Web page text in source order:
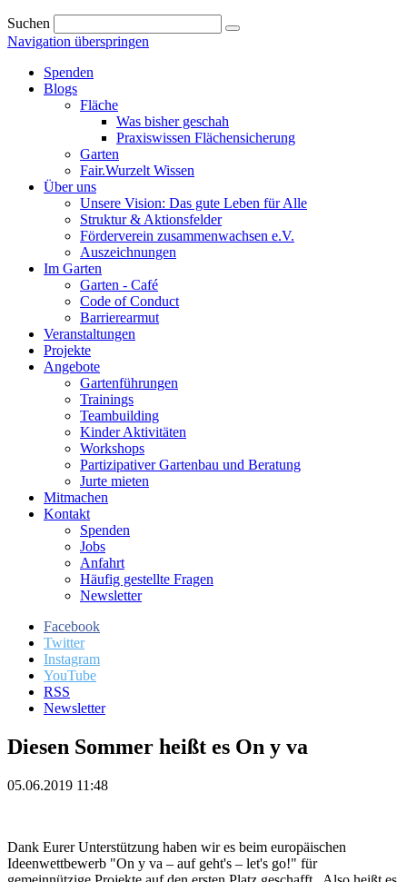
Suchen
Navigation überspringen
Spenden
Blogs
Fläche
Was bisher geschah
Praxiswissen Flächensicherung
Garten
Fair.Wurzelt Wissen
Über uns
Unsere Vision: Das gute Leben für Alle
Struktur & Aktionsfelder
Förderverein zusammenwachsen e.V.
Auszeichnungen
Im Garten
Garten - Café
Code of Conduct
Barrierearmut
Veranstaltungen
Projekte
Angebote
Gartenführungen
Trainings
Teambuilding
Kinder Aktivitäten
Workshops
Partizipativer Gartenbau und Beratung
Jurte mieten
Mitmachen
Kontakt
Spenden
Jobs
Anfahrt
Häufig gestellte Fragen
Newsletter
Facebook
Twitter
Instagram
YouTube
RSS
Newsletter
Diesen Sommer heißt es On y va
05.06.2019 11:48
Dank Eurer Unterstützung haben wir es beim europäischen
Ideenwettbewerb "On y va – auf geht's – let's go!" für